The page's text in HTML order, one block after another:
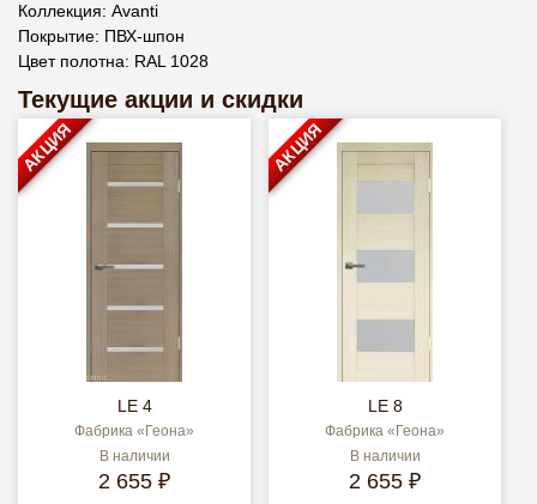
Коллекция: Avanti
Покрытие: ПВХ-шпон
Цвет полотна: RAL 1028
Текущие акции и скидки
LE 4
Фабрика «Геона»
В наличии
2 655 ₽
АКЦИЯ
LE 8
Фабрика «Геона»
В наличии
2 655 ₽
АКЦИЯ